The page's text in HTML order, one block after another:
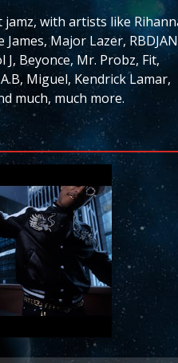
with artists like
Major Lazer,
J, Beyonce, Mr. Probz, Fit,
Miguel, Kendrick Lamar,
much, much more.